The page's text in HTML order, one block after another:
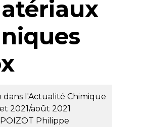
l'Actualité Chimique
2021/août 2021
POIZOT Philippe